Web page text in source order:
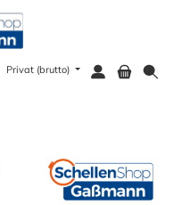
Privat (brutto)